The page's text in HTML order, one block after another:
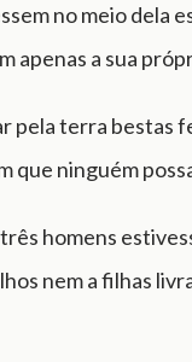
no meio dela
apenas a sua
pela terra bestas
que ninguém
homens
nem a filhas